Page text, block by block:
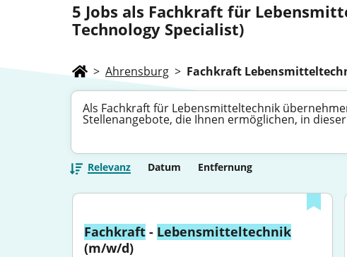
5 Jobs als Fachkraft für
Technology Specialist)
> Ahrensburg > Fachkraft
Als Fachkraft für Lebensmitteltechnik
Stellenangebote, die Ihnen ermöglichen, in
Relevanz Datum Entfernung
Fachkraft - Lebensmitteltechnik
(m/w/d)